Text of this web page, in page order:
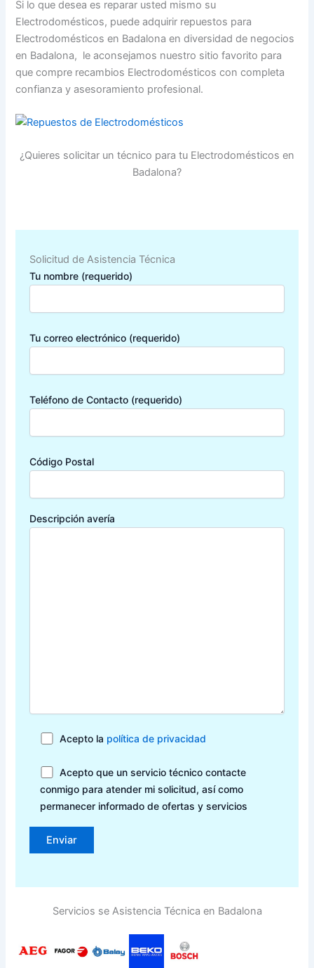
Si lo que desea es reparar usted mismo su
Electrodomésticos, puede adquirir repuestos para
Electrodomésticos en Badalona en diversidad de negocios
en Badalona, le aconsejamos nuestro sitio favorito para
que compre recambios Electrodomésticos con completa
confianza y asesoramiento profesional.
¿Quieres solicitar un técnico para tu Electrodomésticos en
Badalona?
Solicitud de Asistencia Técnica
Tu nombre (requerido)
Tu correo electrónico (requerido)
Teléfono de Contacto (requerido)
Código Postal
Descripción avería
Acepto la política de privacidad
Acepto que un servicio técnico contacte
conmigo para atender mi solicitud, así como
permanecer informado de ofertas y servicios
Servicios se Asistencia Técnica en Badalona